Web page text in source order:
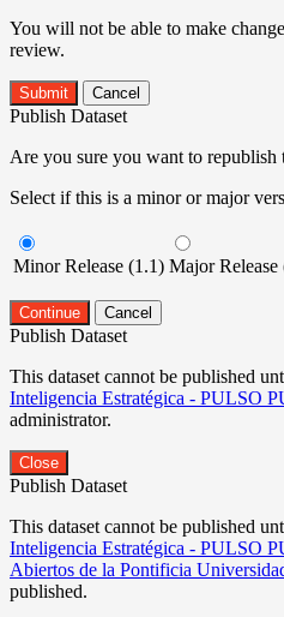
You will not be able to make
review.
Submit Cancel
Publish Dataset
Are you sure you want to republish
Select if this is a minor or major
Minor Release (1.1) Major Release
Continue Cancel
Publish Dataset
This dataset cannot be published
Inteligencia Estratégica - PULSO
administrator.
Close
Publish Dataset
This dataset cannot be published
Inteligencia Estratégica - PULSO
Abiertos de la Pontificia
published.